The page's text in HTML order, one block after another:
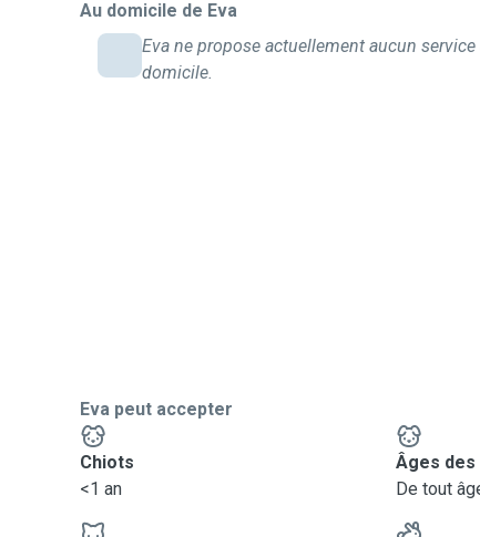
Au domicile de Eva
Eva ne propose actuellement aucun service
domicile.
Eva peut accepter
Chiots
<1 an
Âges des
De tout